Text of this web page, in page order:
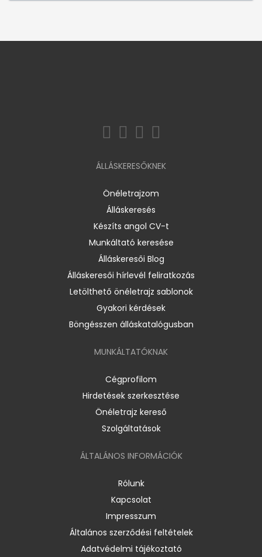
ÁLLÁSKERESŐKNEK
Önéletrajzom
Álláskeresés
Készíts angol CV-t
Munkáltató keresése
Álláskeresői Blog
Álláskeresői hírlevél feliratkozás
Letölthető önéletrajz sablonok
Gyakori kérdések
Böngésszen álláskatalógusban
MUNKÁLTATÓKNAK
Cégprofilom
Hirdetések szerkesztése
Önéletrajz kereső
Szolgáltatások
ÁLTALÁNOS INFORMÁCIÓK
Rólunk
Kapcsolat
Impresszum
Általános szerződési feltételek
Adatvédelmi tájékoztató